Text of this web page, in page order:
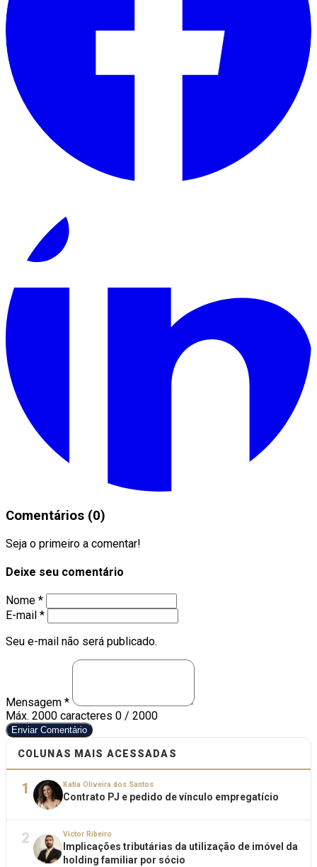
Comentários (0)
Seja o primeiro a comentar!
Deixe seu comentário
Nome *
E-mail *
Seu e-mail não será publicado.
Mensagem *
Máx. 2000 caracteres 0 / 2000
Enviar Comentário
COLUNAS MAIS ACESSADAS
1 Katia Oliveira dos Santos
Contrato PJ e pedido de vínculo empregatício
2 Victor Ribeiro
Implicações tributárias da utilização de imóvel da
holding familiar por sócio